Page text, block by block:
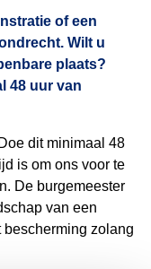
of een
Wilt u
plaats?
48 uur van
dit minimaal 48
is om ons voor te
De burgemeester
van een
zolang